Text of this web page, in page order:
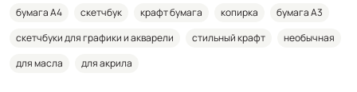
бумага А4 скетчбук крафт бумага копирка
бумага А3
скетчбуки для графики и акварели
стильный крафт
необычная
для масла
для акрила